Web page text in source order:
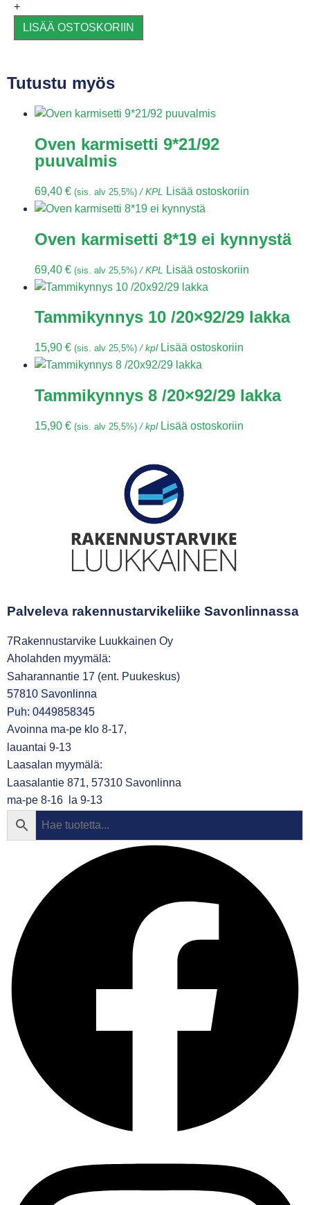
+
LISÄÄ OSTOSKORIIN
Tutustu myös
Oven karmisetti 9*21/92
puuvalmis
69,40 € (sis. alv 25,5%) / KPL Lisää ostoskoriin
Oven karmisetti 8*19 ei kynnystä
69,40 € (sis. alv 25,5%) / KPL Lisää ostoskoriin
Tammikynnys 10 /20×92/29 lakka
15,90 € (sis. alv 25,5%) / kpl Lisää ostoskoriin
Tammikynnys 8 /20×92/29 lakka
15,90 € (sis. alv 25,5%) / kpl Lisää ostoskoriin
Palveleva rakennustarvikeliike Savonlinnassa
7Rakennustarvike Luukkainen Oy
Aholahden myymälä:
Saharannantie 17 (ent. Puukeskus)
57810 Savonlinna
Puh: 0449858345
Avoinna ma-pe klo 8-17,
lauantai 9-13
Laasalan myymälä:
Laasalantie 871, 57310 Savonlinna
ma-pe 8-16 la 9-13